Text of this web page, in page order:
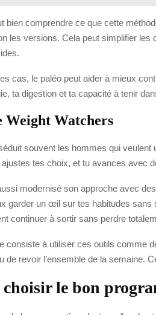
bien comprendre ce que cette
les versions. Cela peut simplifier
cas, le paléo peut aider à mieux
ta digestion et ta capacité à tenir
Weight Watchers
souvent les hommes qui
tes choix, et tu avances avec
modernisé son approche avec
garder un œil sur tes habitudes sans
continuer à sortir sans perdre
consiste à utiliser ces outils comme
de revoir l’ensemble de la
le bon